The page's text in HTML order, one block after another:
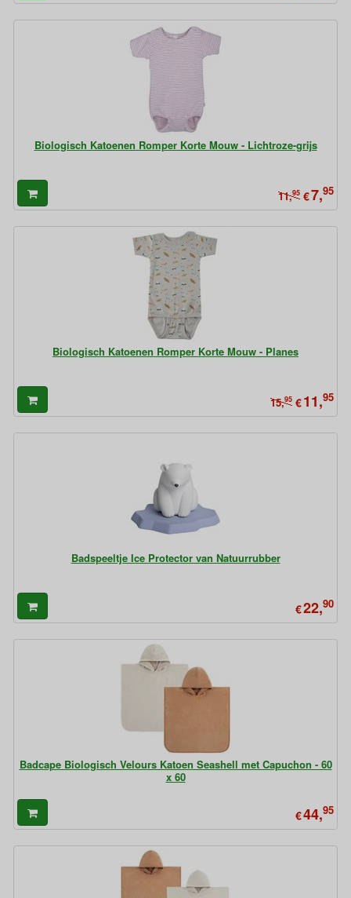
Biologisch Katoenen Romper Korte Mouw - Lichtroze-grijs
11,95 €7,95
Biologisch Katoenen Romper Korte Mouw - Planes
15,95 €11,95
Badspeeltje Ice Protector van Natuurrubber
€22,90
Badcape Biologisch Velours Katoen Seashell met Capuchon - 60
x 60
€44,95